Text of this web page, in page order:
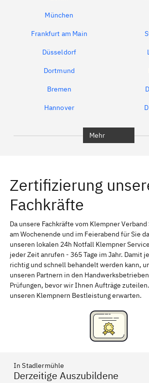
München
Frankfurt am Main
Düsseldorf
Dortmund
Bremen
Hannover
Erlangen
Bayreuth
Schweinfurt
Freising
Mehr
Zertifizierung
Fachkräfte
Da unsere Fachkräfte vom Klempner
am Wochenende und im Feierabend für Sie
unseren lokalen 24h Notfall Klempner
jeder Zeit anrufen - 365 Tage im Jahr. Damit
richtig und schnell behandelt werden kann,
unseren Partnern in den
Prüfungen, bevor wir Ihnen Aufträge
unseren Klempnern Bestleistung erwarten.
In Stadlermühle
Derzeitige Auszubildene